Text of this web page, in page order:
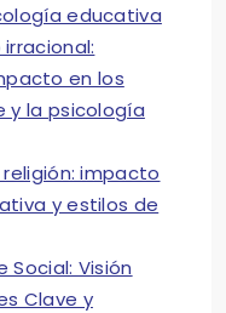
educativa
en los
y la psicología
impacto
y estilos de
Social: Visión
Clave y